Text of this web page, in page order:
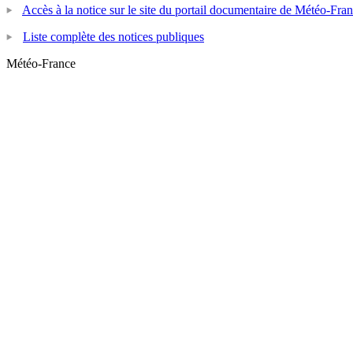
Accès à la notice sur le site du portail documentaire de Météo-
Liste complète des notices publiques
Météo-France